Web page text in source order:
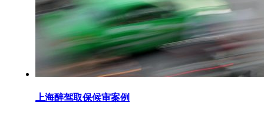
上海醉驾取保候审案例